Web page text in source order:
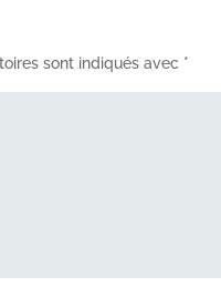
sont indiqués avec *